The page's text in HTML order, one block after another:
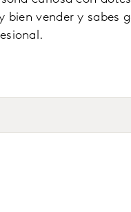
vender y sabes